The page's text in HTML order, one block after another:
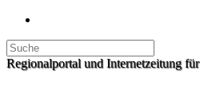
Regionalportal und Internetzeitung